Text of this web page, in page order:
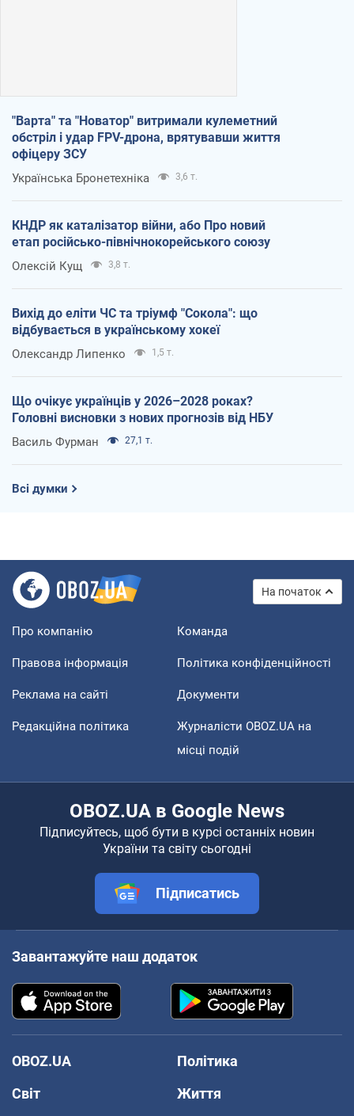
"Варта" та "Новатор" витримали кулеметний
обстріл і удар FPV-дрона, врятувавши життя
офіцеру ЗСУ
Українська Бронетехніка 3,6 т.
КНДР як каталізатор війни, або Про новий
етап російсько-північнокорейського союзу
Олексій Кущ 3,8 т.
Вихід до еліти ЧС та тріумф "Сокола": що
відбувається в українському хокеї
Олександр Липенко 1,5 т.
Що очікує українців у 2026–2028 роках?
Головні висновки з нових прогнозів від НБУ
Василь Фурман 27,1 т.
Всі думки
На початок
Про компанію Команда
Правова інформація Політика конфіденційності
Реклама на сайті Документи
Редакційна політика
Журналісти OBOZ.UA на
місці подій
OBOZ.UA в Google News
Підписуйтесь, щоб бути в курсі останніх новин
України та світу сьогодні
Підписатись
Завантажуйте наш додаток
OBOZ.UA
Політика
Світ
Життя